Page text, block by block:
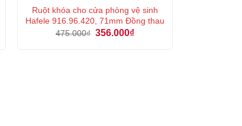
Ruột khóa cho cửa phòng vệ sinh
Hafele 916.96.420, 71mm Đồng thau
475.000₫ Giá
356.000₫Giá